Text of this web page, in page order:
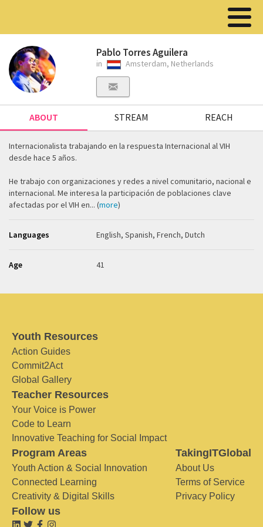
Pablo Torres Aguilera
in Amsterdam, Netherlands
ABOUT STREAM REACH
Internacionalista trabajando en la respuesta Internacional al VIH
desde hace 5 años.
He trabajo con organizaciones y redes a nivel comunitario, nacional e
internacional. Me interesa la participación de poblaciones clave
afectadas por el VIH en... (more)
Languages English, Spanish, French, Dutch
Age 41
Youth Resources
Action Guides
Commit2Act
Global Gallery
Teacher Resources
Your Voice is Power
Code to Learn
Innovative Teaching for Social Impact
Program Areas
Youth Action & Social Innovation
Connected Learning
Creativity & Digital Skills
TakingITGlobal
About Us
Terms of Service
Privacy Policy
Follow us